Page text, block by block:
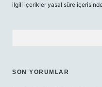
ilgili içerikler yasal süre
SON YORUMLAR